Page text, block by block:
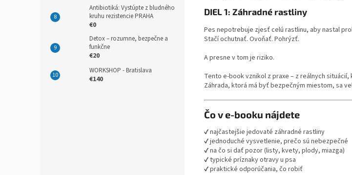
Antibiotiká: Vystúpte z bludného
kruhu rezistencie PRAHA
€0
Detox – rozumne, bezpečne a
funkčne
€20
WORKSHOP - Bratislava
€140
DIEL 1: Záhradné rastliny
Pes nepotrebuje zjesť celú rastlinu, aby nastal
Stačí ochutnať. Ovoňať. Pohrýzť.
A presne v tom je riziko.
Tento e-book vznikol z praxe – z reálnych
Záhrada, ktorá má byť bezpečným miestom, sa
Čo v e-booku nájdete
✔ najčastejšie jedovaté záhradné rastliny
✔ jednoduché vysvetlenie, prečo sú nebezpečné
✔ na čo si dať pozor (listy, kvety, plody, miazga)
✔ typické príznaky otravy u psa
✔ praktické odporúčania, čo robiť